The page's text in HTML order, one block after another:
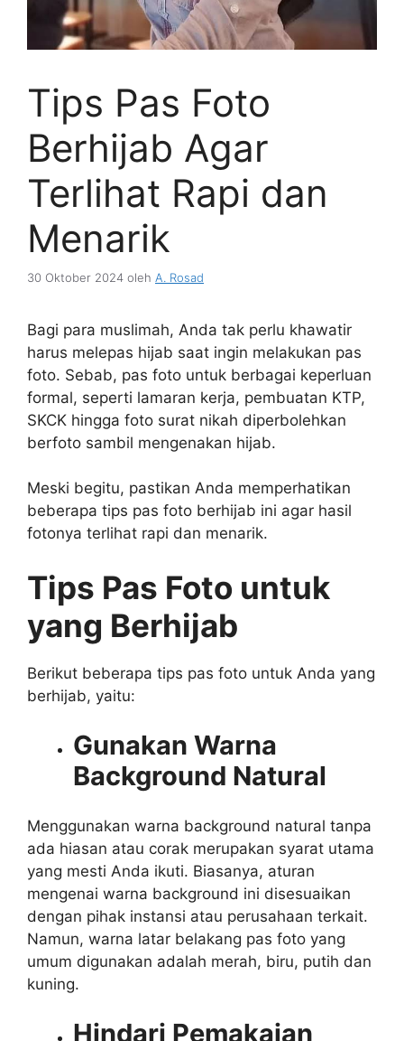
Tips Pas Foto
Berhijab Agar
Terlihat Rapi dan
Menarik
30 Oktober 2024 oleh A. Rosad
Bagi para muslimah, Anda tak perlu khawatir
harus melepas hijab saat ingin melakukan pas
foto. Sebab, pas foto untuk berbagai keperluan
formal, seperti lamaran kerja, pembuatan KTP,
SKCK hingga foto surat nikah diperbolehkan
berfoto sambil mengenakan hijab.
Meski begitu, pastikan Anda memperhatikan
beberapa tips pas foto berhijab ini agar hasil
fotonya terlihat rapi dan menarik.
Tips Pas Foto untuk
yang Berhijab
Berikut beberapa tips pas foto untuk Anda yang
berhijab, yaitu:
Gunakan Warna
Background Natural
Menggunakan warna background natural tanpa
ada hiasan atau corak merupakan syarat utama
yang mesti Anda ikuti. Biasanya, aturan
mengenai warna background ini disesuaikan
dengan pihak instansi atau perusahaan terkait.
Namun, warna latar belakang pas foto yang
umum digunakan adalah merah, biru, putih dan
kuning.
Hindari Pemakaian